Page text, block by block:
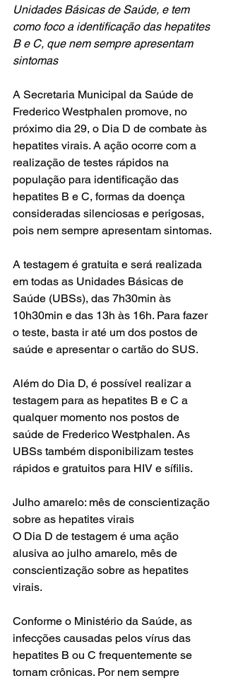
Unidades Básicas de Saúde, e tem
como foco a identificação das hepatites
B e C, que nem sempre apresentam
sintomas
A Secretaria Municipal da Saúde de
Frederico Westphalen promove, no
próximo dia 29, o Dia D de combate às
hepatites virais. A ação ocorre com a
realização de testes rápidos na
população para identificação das
hepatites B e C, formas da doença
consideradas silenciosas e perigosas,
pois nem sempre apresentam sintomas.
A testagem é gratuita e será realizada
em todas as Unidades Básicas de
Saúde (UBSs), das 7h30min às
10h30min e das 13h às 16h. Para fazer
o teste, basta ir até um dos postos de
saúde e apresentar o cartão do SUS.
Além do Dia D, é possível realizar a
testagem para as hepatites B e C a
qualquer momento nos postos de
saúde de Frederico Westphalen. As
UBSs também disponibilizam testes
rápidos e gratuitos para HIV e sífilis.
Julho amarelo: mês de conscientização
sobre as hepatites virais
O Dia D de testagem é uma ação
alusiva ao julho amarelo, mês de
conscientização sobre as hepatites
virais.
Conforme o Ministério da Saúde, as
infecções causadas pelos vírus das
hepatites B ou C frequentemente se
tornam crônicas. Por nem sempre